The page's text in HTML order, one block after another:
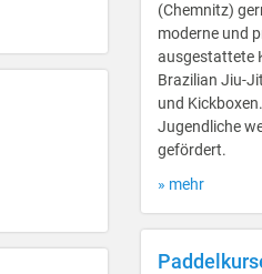
(Chemnitz)
moderne und
ausgestattete
Brazilian Jiu-
und
Jugendliche
gefördert.
» mehr